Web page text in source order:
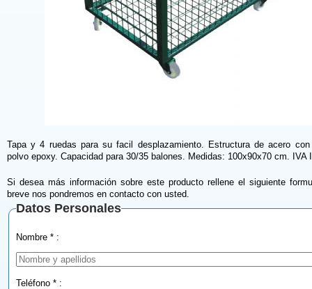
Tapa y 4 ruedas para su facil desplazamiento. Estructura de acero
polvo epoxy. Capacidad para 30/35 balones. Medidas: 100x90x70 cm. IVA
Si desea más información sobre este producto rellene el siguiente
breve nos pondremos en contacto con usted.
Datos Personales
Nombre * :
Teléfono * :